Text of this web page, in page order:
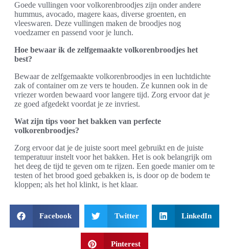
Goede vullingen voor volkorenbroodjes zijn onder andere
hummus, avocado, magere kaas, diverse groenten, en
vleeswaren. Deze vullingen maken de broodjes nog
voedzamer en passend voor je lunch.
Hoe bewaar ik de zelfgemaakte volkorenbroodjes het
best?
Bewaar de zelfgemaakte volkorenbroodjes in een luchtdichte
zak of container om ze vers te houden. Ze kunnen ook in de
vriezer worden bewaard voor langere tijd. Zorg ervoor dat je
ze goed afgedekt voordat je ze invriest.
Wat zijn tips voor het bakken van perfecte
volkorenbroodjes?
Zorg ervoor dat je de juiste soort meel gebruikt en de juiste
temperatuur instelt voor het bakken. Het is ook belangrijk om
het deeg de tijd te geven om te rijzen. Een goede manier om te
testen of het brood goed gebakken is, is door op de bodem te
kloppen; als het hol klinkt, is het klaar.
Facebook Twitter LinkedIn
Pinterest